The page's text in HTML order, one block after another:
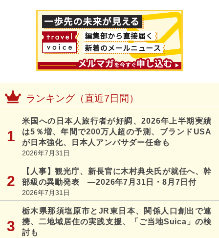
ランキング（直近7日間）
米国への日本人旅行者が好調、2026年上半期実績
は5％増、年間で200万人超の予測、ブランドUSA
が日本強化、日本人アンバサダー任命も
2026年7月31日
【人事】観光庁、新長官に木村典央氏が就任へ、幹
部級の異動発表 ―2026年7月31日・8月7日付
2026年7月31日
栃木県那須塩原市とJR東日本、関係人口創出で連
携、二地域居住の実践支援、「ご当地Suica」の検
討も